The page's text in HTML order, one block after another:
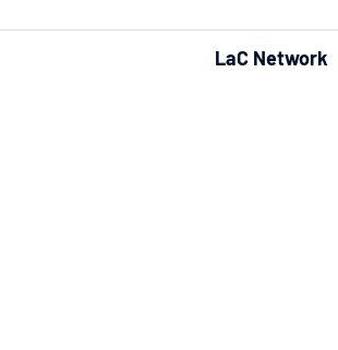
LaC Network